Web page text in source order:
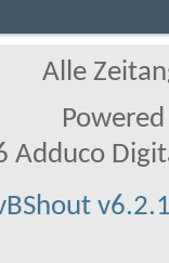
Alle